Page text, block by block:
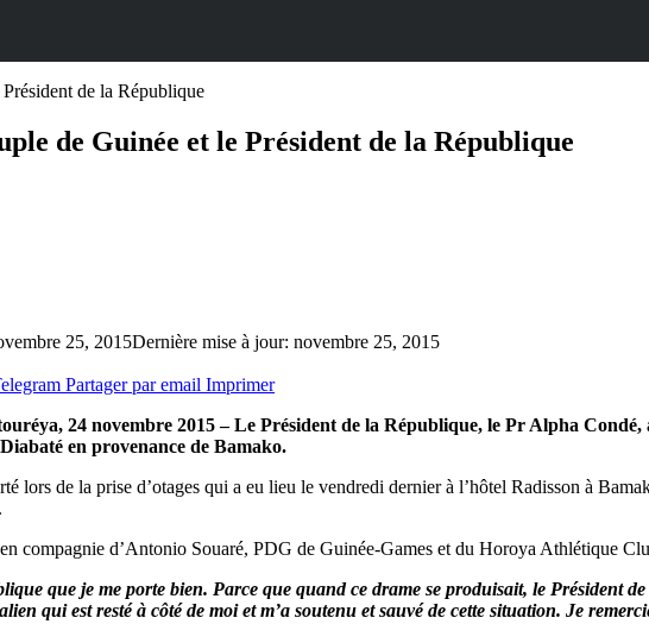
de la République
de Guinée et le Président de la République
25, 2015Dernière mise à jour: novembre 25, 2015
Partager par email Imprimer
24 novembre 2015 – Le Président de la République, le Pr Alpha
en provenance de Bamako.
lors de la prise d’otages qui a eu lieu le vendredi dernier à l’hôtel Radisson à
compagnie d’Antonio Souaré, PDG de Guinée-Games et du Horoya Athlétique
que je me porte bien. Parce que quand ce drame se produisait, le Président
qui est resté à côté de moi et m’a soutenu et sauvé de cette situation. Je